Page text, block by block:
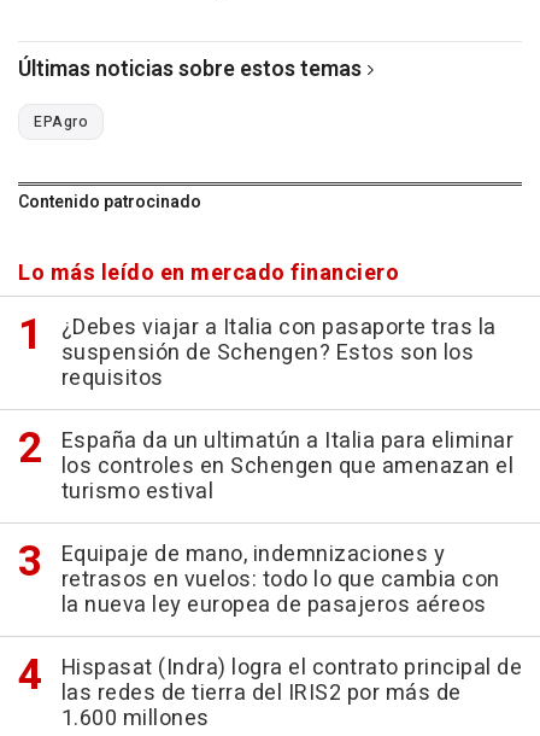
Últimas noticias sobre estos temas
EPAgro
Contenido patrocinado
Lo más leído en mercado financiero
¿Debes viajar a Italia con pasaporte tras la
suspensión de Schengen? Estos son los
requisitos
España da un ultimatún a Italia para eliminar
los controles en Schengen que amenazan el
turismo estival
Equipaje de mano, indemnizaciones y
retrasos en vuelos: todo lo que cambia con
la nueva ley europea de pasajeros aéreos
Hispasat (Indra) logra el contrato principal de
las redes de tierra del IRIS2 por más de
1.600 millones